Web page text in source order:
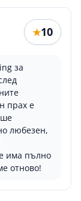
★10
за
прах е
любезен,
има пълно
отново!